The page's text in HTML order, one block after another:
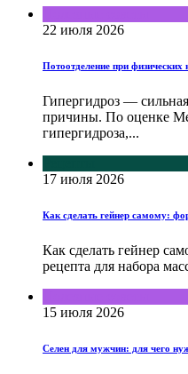
22 июля 2026
Потоотделение при физических
Гипергидроз —
причины. По оценке
гипергидроза,...
17 июля 2026
Как сделать гейнер самому:
Как сделать гейнер
рецепта для набора
15 июля 2026
Селен для мужчин: для чего